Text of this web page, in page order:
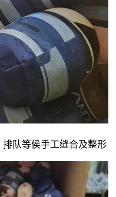
队等侯手工缝合及整形